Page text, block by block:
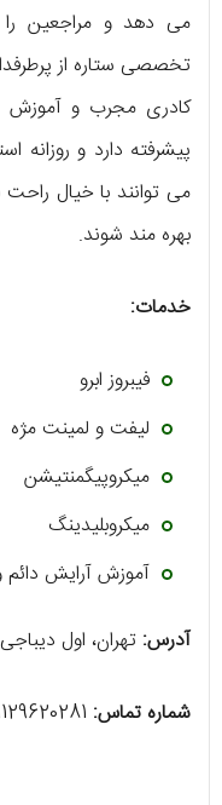
می دهد و مراجعین را
تخصصی ستاره از
کادری مجرب و آموزش
پیشرفته دارد و
می توانند با خیال
بهره مند شوند.
خدمات:
فیبروز ابرو
لیفت و لمینت مژه
میکروپیگمنتیشن
میکروبلیدینگ
آموزش آرایش دائم
آدرس: تهران، اول
شماره تماس: